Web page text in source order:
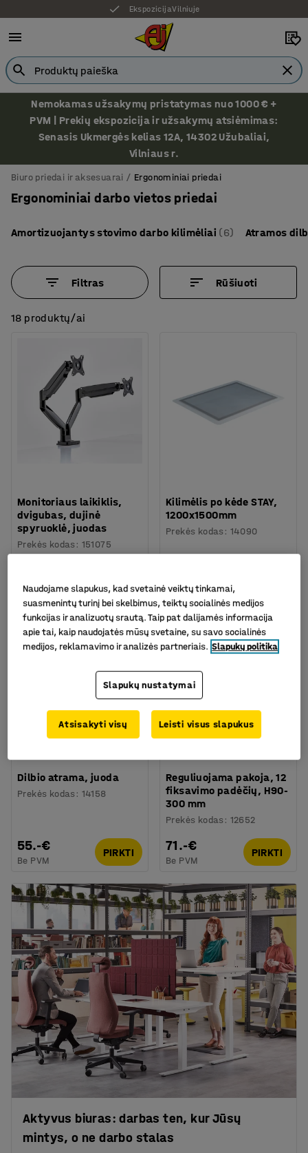
Ekspozicija Vilniuje
Nemokamas užsakymų pristatymas nuo 1000 € +
PVM | Prekių ekspozicija ir užsakymų atsiėmimas:
Senasis Ukmergės kelias 12A, 14302 Užubaliai,
Vilniaus r.
Biuro priedai ir aksesuarai Ergonominiai priedai
Ergonominiai darbo vietos priedai
Amortizuojantys stovimo darbo kilimėliai (6) Atramos
Filtras Rūšiuoti
18 produktų/ai
Monitoriaus laikiklis,
dvigubas, dujinė
spyruoklė, juodas
Prekės kodas : 151075
Be PVM
Kilimėlis po kėde STAY,
1200x1500mm
Prekės kodas : 14090
Be PVM
Dilbio atrama, juoda
Prekės kodas : 14158
55.-€
Be PVM
PIRKTI
Reguliuojama pakoja, 12
fiksavimo padėčių, H90-
300 mm
Prekės kodas : 12652
71.-€
Be PVM
PIRKTI
Aktyvus biuras: darbas ten, kur Jūsų
mintys, o ne darbo stalas
Naudojame slapukus, kad svetainė veiktų tinkamai,
suasmenintų turinį bei skelbimus, teiktų socialinės medijos
funkcijas ir analizuotų srautą. Taip pat dalijamės informacija
apie tai, kaip naudojatės mūsų svetaine, su savo socialinės
medijos, reklamavimo ir analizės partneriais. Slapukų politika
Slapukų nustatymai
Atsisakyti visų Leisti visus slapukus